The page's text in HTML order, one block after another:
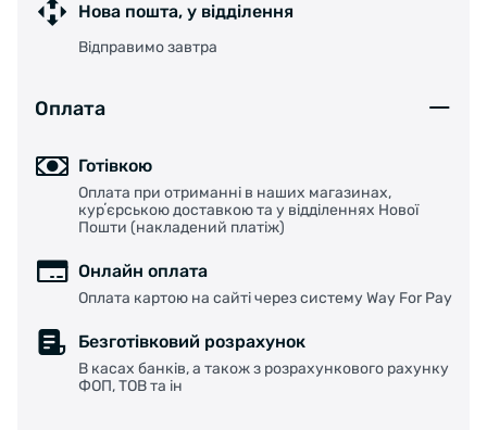
Нова пошта, у відділення
Відправимо завтра
Оплата
Готівкою
Оплата при отриманні в наших магазинах,
курʼєрською доставкою та у відділеннях Нової
Пошти (накладений платіж)
Онлайн оплата
Оплата картою на сайті через систему Way For Pay
Безготівковий розрахунок
В касах банків, а також з розрахункового рахунку
ФОП, ТОВ та ін